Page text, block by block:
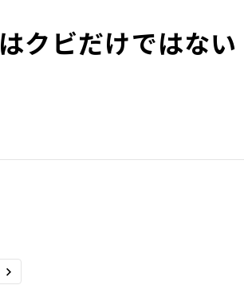
クビだけではない